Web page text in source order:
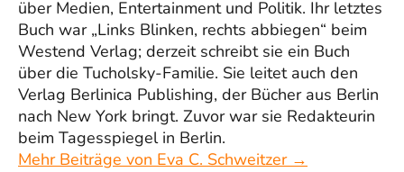
über Medien, Entertainment und Politik. Ihr letztes
Buch war „Links Blinken, rechts abbiegen“ beim
Westend Verlag; derzeit schreibt sie ein Buch
über die Tucholsky-Familie. Sie leitet auch den
Verlag Berlinica Publishing, der Bücher aus Berlin
nach New York bringt. Zuvor war sie Redakteurin
beim Tagesspiegel in Berlin.
Mehr Beiträge von Eva C. Schweitzer →